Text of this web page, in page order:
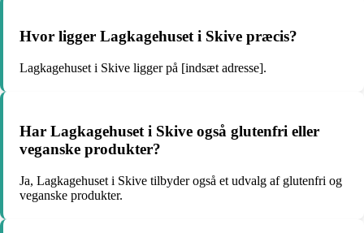
Hvor ligger Lagkagehuset i Skive præcis?
Lagkagehuset i Skive ligger på [indsæt adresse].
Har Lagkagehuset i Skive også glutenfri eller
veganske produkter?
Ja, Lagkagehuset i Skive tilbyder også et udvalg af glutenfri og
veganske produkter.